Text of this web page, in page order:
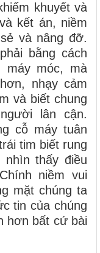
khuyết và
kết án, niềm
và nâng đỡ.
bằng cách
máy móc, mà
nhạy cảm
và biết chung
lân cận.
cỗ máy tuân
tim biết rung
thấy điều
niềm vui
mặt chúng ta
tin của chúng
hơn bất cứ bài